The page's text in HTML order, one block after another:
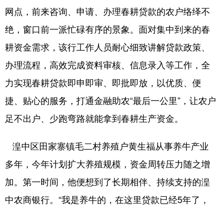
网点，前来咨询、申请、办理春耕贷款的农户络绎不
绝，窗口前一派忙碌有序的景象。面对集中到来的春
耕资金需求，该行工作人员耐心细致讲解贷款政策、
办理流程，高效完成资料审核、信息录入等工作，全
力实现春耕贷款即申即审、即批即放，以优质、便
捷、贴心的服务，打通金融助农“最后一公里”，让农户
足不出户、少跑弯路就能拿到春耕生产资金。
湟中区田家寨镇毛二村养殖户黄生福从事养牛产业
多年，今年计划扩大养殖规模，资金周转压力随之增
加。第一时间，他便想到了长期相伴、持续支持的湟
中农商银行。“我是养牛的，在这里贷款已经5年了，